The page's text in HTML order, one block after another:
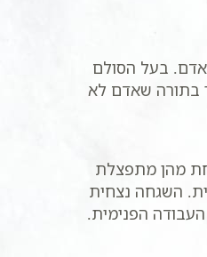
בעל הסולם
בתורה שאדם לא
מהן מתפצלת
השגחה נצחית
הפנימית.